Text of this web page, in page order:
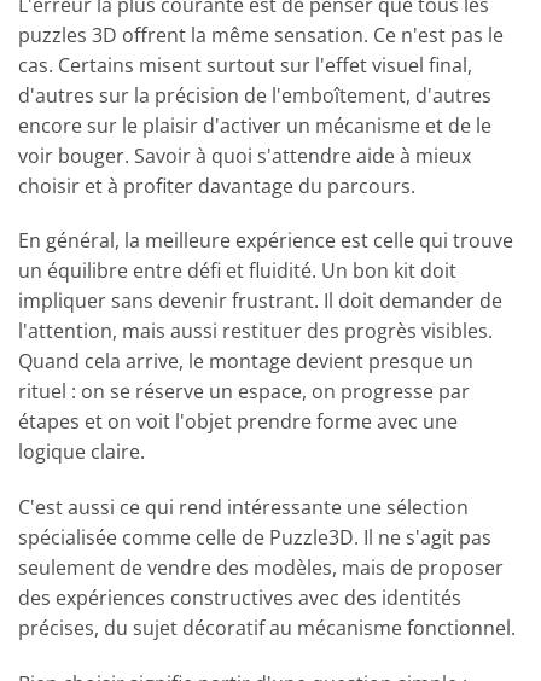
puzzles 3D offrent la même sensation. Ce n'est pas le
cas. Certains misent surtout sur l'effet visuel final,
d'autres sur la précision de l'emboîtement, d'autres
encore sur le plaisir d'activer un mécanisme et de le
voir bouger. Savoir à quoi s'attendre aide à mieux
choisir et à profiter davantage du parcours.
En général, la meilleure expérience est celle qui trouve
un équilibre entre défi et fluidité. Un bon kit doit
impliquer sans devenir frustrant. Il doit demander de
l'attention, mais aussi restituer des progrès visibles.
Quand cela arrive, le montage devient presque un
rituel : on se réserve un espace, on progresse par
étapes et on voit l'objet prendre forme avec une
logique claire.
C'est aussi ce qui rend intéressante une sélection
spécialisée comme celle de Puzzle3D. Il ne s'agit pas
seulement de vendre des modèles, mais de proposer
des expériences constructives avec des identités
précises, du sujet décoratif au mécanisme fonctionnel.